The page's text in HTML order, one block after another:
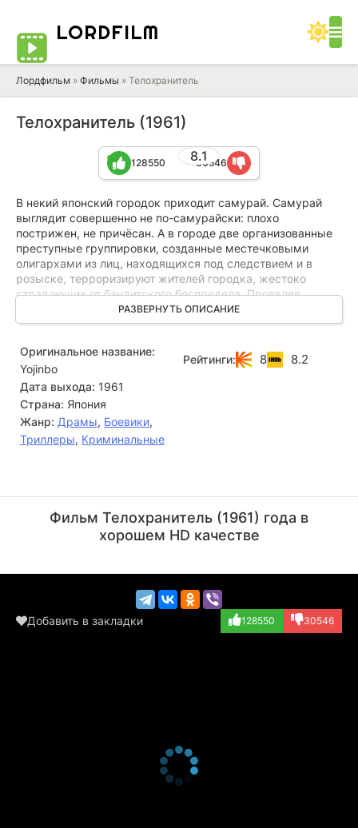
LORDFILM
Лордфильм » Фильмы » Телохранитель
Телохранитель (1961)
8.1
128550 30546
В некий японский городок приходит самурай. Самурай
выглядит совершенно не по-самурайски: плохо
пострижен, не причёсан. А в городе две организованные
преступные группировки, созданные местечковыми
олигархами из лиц, находящихся под следствием и в
розыске, терроризируют жителей городка, жестоко
страдающих от бандитского беспредела. Проявляя
недюжинную оперативную смекалку и мастерски работая
мечом, попеременно нанимаясь телохранителем то в
поголовье уродов, попутно решая собственные задачи.
РАЗВЕРНУТЬ ОПИСАНИЕ
Оригинальное название:
Yojinbo
Дата выхода: 1961
Страна: Япония
Жанр: Драмы, Боевики,
Триллеры, Криминальные
Рейтинги: 8 8.2
(Sanjuro Kuwabat...)
Фильм Телохранитель (1961) года в
хорошем HD качестве
Добавить в закладки 128550 30546